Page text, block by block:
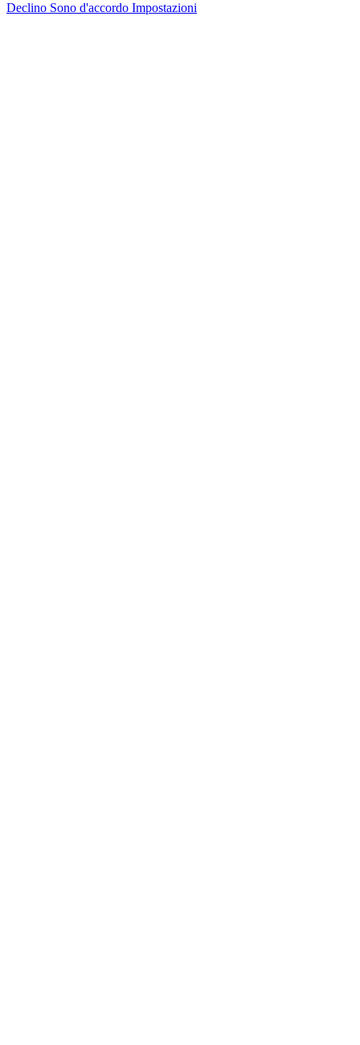
Declino Sono d'accordo Impostazioni